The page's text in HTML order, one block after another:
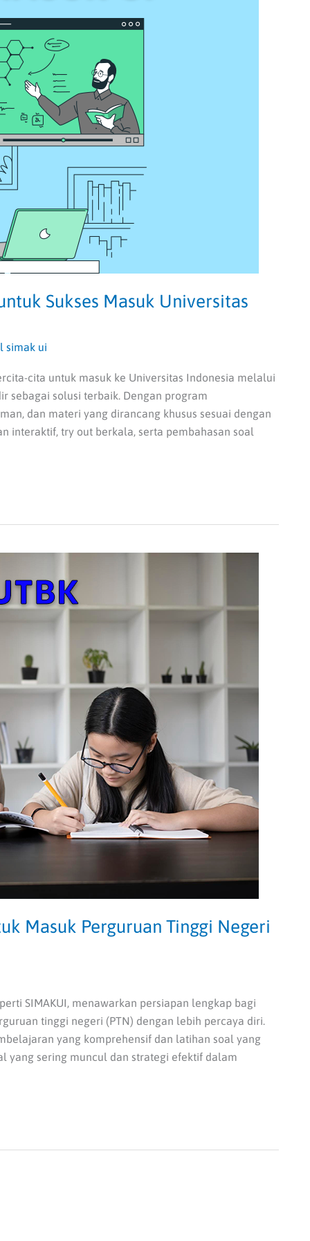
Sukses Masuk Universitas
simak ui
cita untuk masuk ke Universitas Indonesia melalui
sebagai solusi terbaik. Dengan program
dan materi yang dirancang khusus sesuai dengan
interaktif, try out berkala, serta pembahasan soal
Masuk Perguruan Tinggi Negeri
SIMAKUI, menawarkan persiapan lengkap bagi
tinggi negeri (PTN) dengan lebih percaya diri.
yang komprehensif dan latihan soal yang
yang sering muncul dan strategi efektif dalam